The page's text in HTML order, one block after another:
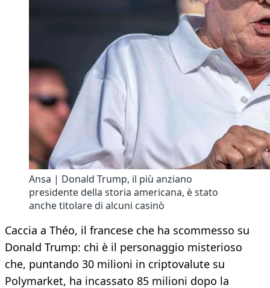
Ansa | Donald Trump, il più anziano
presidente della storia americana, è stato
anche titolare di alcuni casinò
Caccia a Théo, il francese che ha scommesso su
Donald Trump: chi è il personaggio misterioso
che, puntando 30 milioni in criptovalute su
Polymarket, ha incassato 85 milioni dopo la